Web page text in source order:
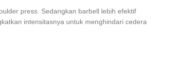
press. Sedangkan barbell lebih efektif
intensitasnya untuk menghindari cedera